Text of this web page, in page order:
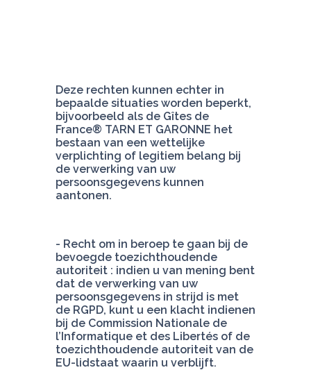
Deze rechten kunnen echter in
bepaalde situaties worden beperkt,
bijvoorbeeld als de Gîtes de
France® TARN ET GARONNE het
bestaan van een wettelijke
verplichting of legitiem belang bij
de verwerking van uw
persoonsgegevens kunnen
aantonen.
- Recht om in beroep te gaan bij de
bevoegde toezichthoudende
autoriteit : indien u van mening bent
dat de verwerking van uw
persoonsgegevens in strijd is met
de RGPD, kunt u een klacht indienen
bij de Commission Nationale de
l’Informatique et des Libertés of de
toezichthoudende autoriteit van de
EU-lidstaat waarin u verblijft.